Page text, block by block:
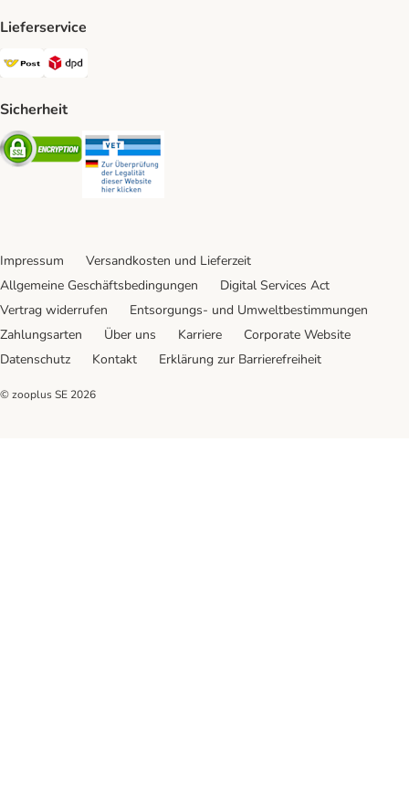
Lieferservice
Österreichische Post Shipping Method
Sicherheit
Security
Impressum
Versandkosten und Lieferzeit
Allgemeine Geschäftsbedingungen
Digital Services Act
Vertrag widerrufen
Entsorgungs- und Umweltbestimmungen
Zahlungsarten
Über uns Karriere
Corporate Website
Datenschutz
Kontakt Erklärung zur Barrierefreiheit
© zooplus SE 2026